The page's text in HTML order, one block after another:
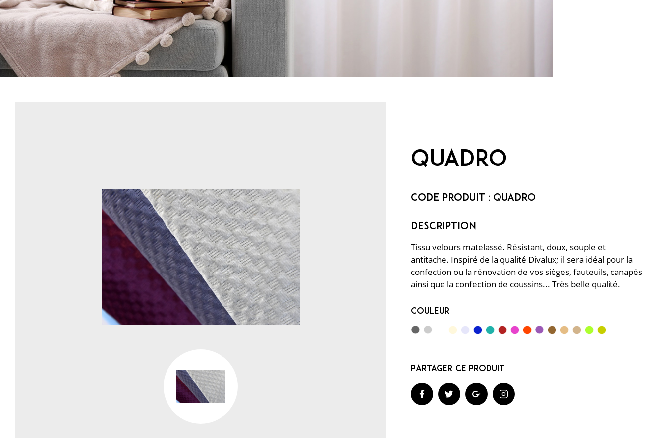
Quadro
Code Produit : Quadro
Tissu velours matelassé. Résistant, doux, souple et
antitache. Inspiré de la qualité Divalux; il sera idéal pour la
confection ou la rénovation de vos sièges, fauteuils, canapés
ainsi que la confection de coussins... Très belle qualité.
Couleur